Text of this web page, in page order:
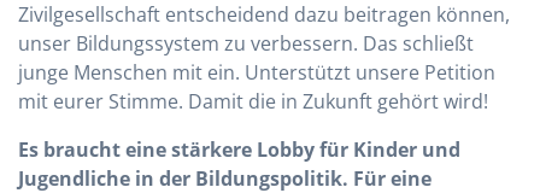
Zivilgesellschaft entscheidend dazu beitragen können,
unser Bildungssystem zu verbessern. Das schließt
junge Menschen mit ein. Unterstützt unsere Petition
mit eurer Stimme. Damit die in Zukunft gehört wird!
Es braucht eine stärkere Lobby für Kinder und
Jugendliche in der Bildungspolitik. Für eine